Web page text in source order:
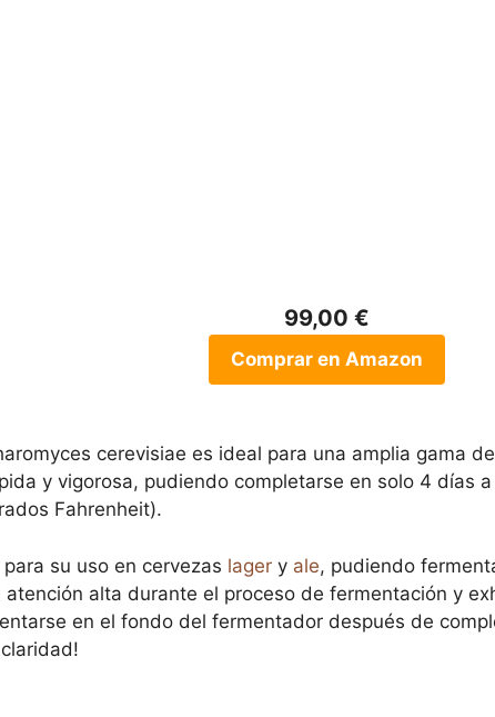
99,00 €
Comprar en Amazon
cerevisiae es ideal para una amplia gama
y vigorosa, pudiendo completarse en solo 4 días
Fahrenheit).
su uso en cervezas lager y ale, pudiendo
alta durante el proceso de fermentación y
en el fondo del fermentador después de